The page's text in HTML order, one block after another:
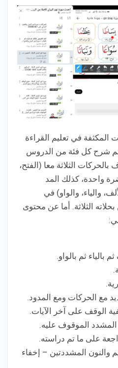
المكثفة في تعليم القراءة
شرح كل فئة من الدروس
الثلاثة معا (الفتح،
واحدة، كذلك المد
والياء، والواو) في
الثلاثة. أما عن محتوى
بالياء ثم بالواو.
مع الحركات ومع المدود.
الوقف على آخر الآيات.
المشدد الموقوف عليه.
على ما تم دراسته.
والنون المشددتين – إخفاء